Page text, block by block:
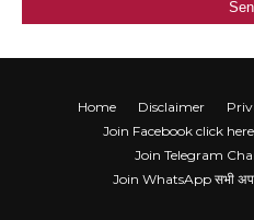
Home Disclaimer
Join Facebook click here
Join Telegram
Join WhatsApp सभी